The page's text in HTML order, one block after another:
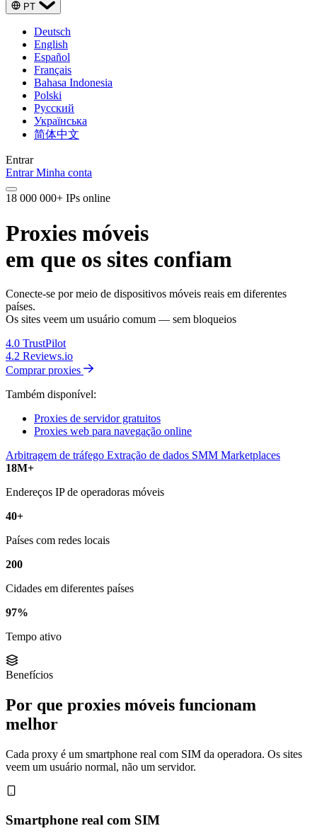
PT
Deutsch
English
Español
Français
Bahasa Indonesia
Polski
Русский
Українська
简体中文
Entrar
EntrarMinha conta
18 000 000+ IPs online
Proxies móveis
em que os sites confiam
Conecte-se por meio de dispositivos móveis reais em diferentes
países.
Os sites veem um usuário comum — sem bloqueios
4.0 TrustPilot
4.2 Reviews.io
Comprar proxies
Também disponível:
Proxies de servidor gratuitos
Proxies web para navegação online
Arbitragem de tráfego Extração de dados SMM Marketplaces
18M+
Endereços IP de operadoras móveis
40+
Países com redes locais
200
Cidades em diferentes países
97%
Tempo ativo
Benefícios
Por que proxies móveis funcionam
melhor
Cada proxy é um smartphone real com SIM da operadora. Os sites
veem um usuário normal, não um servidor.
Smartphone real com SIM